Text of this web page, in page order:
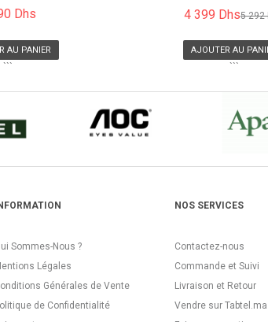
Dhs
AU PANIER
```
4 399 Dhs5 292
AJOUTER AU
```
Sommes-Nous ?
Légales
Générales de Vente
de Confidentialité
NOS SERVICES
Contactez-nous
Commande et Suivi
Livraison et Retour
Vendre sur Tabtel.ma